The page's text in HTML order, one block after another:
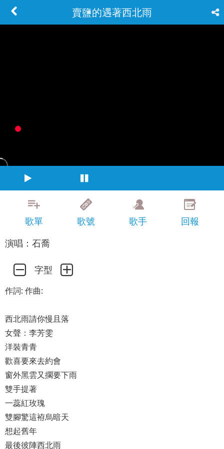
賣鹽的遇著西北雨
歌單 歌號 歌手
回報
演唱：石喬
字型
作詞: 作曲:
西北雨請你慢且落
女聲：李芳雯
洋裝青青
歡喜要來去約會
窗外黑雲又擱要下雨
雙手提著
一蕊紅玫瑰
雙腳驚這袸烏暗天
想起舊年
最後彼陣西北雨